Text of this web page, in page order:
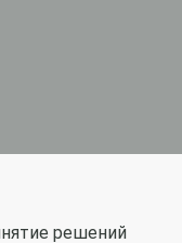
решений